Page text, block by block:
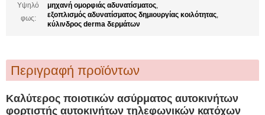
Υψηλό
φως:
μηχανή ομορφιάς αδυνατίσματος,
εξοπλισμός αδυνατίσματος δημιουργίας κοιλότητας,
κύλινδρος derma δερμάτων
Περιγραφή προϊόντων
Καλύτερος ποιοτικών ασύρματος αυτοκινήτων
φορτιστής αυτοκινήτων τηλεφωνικών κατόχων